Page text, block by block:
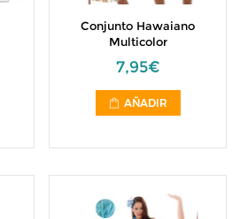
Conjunto Hawaiano
Multicolor
7,95€
AÑADIR